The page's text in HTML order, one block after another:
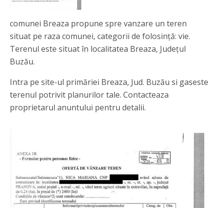
comunei Breaza propune spre vanzare un teren
situat pe raza comunei, categorii de folosință: vie.
Terenul este situat în localitatea Breaza, Județul
Buzău.
Intra pe site-ul primăriei Breaza, Jud. Buzău si gaseste
terenul potrivit planurilor tale. Contacteaza
proprietarul anuntului pentru detalii.